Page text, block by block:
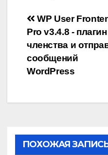
по
записям
WP User
Pro v3.4.8 - плагин
членства и
сообщений
WordPress
ПОХОЖАЯ